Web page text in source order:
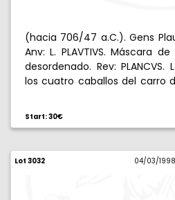
(hacia 706/47 a.C.). Gens
Anv: L. PLAVTIVS. Máscara
desordenado. Rev:
los cuatro caballos del carro
Start: 30€
Lot 3032 04/03/1998